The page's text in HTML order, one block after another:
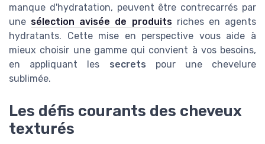
manque d'hydratation, peuvent être contrecarrés par
une sélection avisée de produitsriches en agents
hydratants. Cette mise en perspective vous aide à
mieux choisir une gamme qui convient à vos besoins,
en appliquant les secrets pour une chevelure
sublimée.
Les défis courants des cheveux
texturés